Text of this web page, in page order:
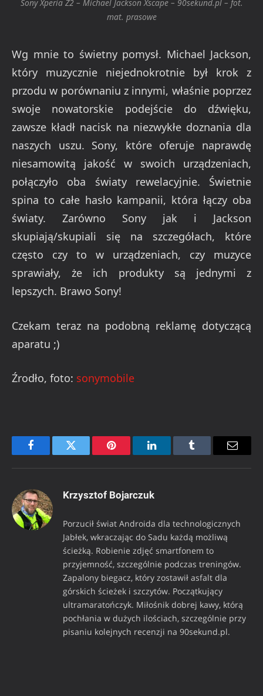
Sony Xperia Z2 – Michael Jackson Xscape – 90sekund.pl – fot.
mat. prasowe
Wg mnie to świetny pomysł. Michael Jackson,
który muzycznie niejednokrotnie był krok z
przodu w porównaniu z innymi, właśnie poprzez
swoje nowatorskie podejście do dźwięku,
zawsze kładł nacisk na niezwykłe doznania dla
naszych uszu. Sony, które oferuje naprawdę
niesamowitą jakość w swoich urządzeniach,
połączyło oba światy rewelacyjnie. Świetnie
spina to całe hasło kampanii, która łączy oba
światy. Zarówno Sony jak i Jackson
skupiają/skupiali się na szczegółach, które
często czy to w urządzeniach, czy muzyce
sprawiały, że ich produkty są jednymi z
lepszych. Brawo Sony!
Czekam teraz na podobną reklamę dotyczącą
aparatu ;)
Źrodło, foto: sonymobile
FacebookTwitter Pinterest LinkedInTumblr Email
Krzysztof Bojarczuk
Porzucił świat Androida dla technologicznych
Jabłek, wkraczając do Sadu każdą możliwą
ścieżką. Robienie zdjęć smartfonem to
przyjemność, szczególnie podczas treningów.
Zapalony biegacz, który zostawił asfalt dla
górskich ścieżek i szczytów. Początkujący
ultramaratończyk. Miłośnik dobrej kawy, którą
pochłania w dużych ilościach, szczególnie przy
pisaniu kolejnych recenzji na 90sekund.pl.